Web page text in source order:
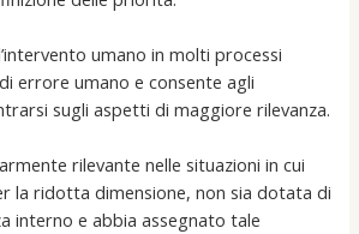
umano in molti processi
errore umano e consente agli
sugli aspetti di maggiore rilevanza.
rilevante nelle situazioni in cui
la ridotta dimensione, non sia dotata di
interno e abbia assegnato tale